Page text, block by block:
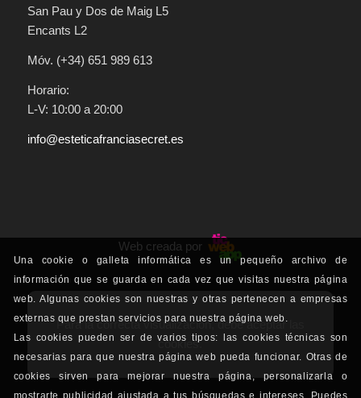
San Pau y Dos de Maig L5
Encants L2
Móv. (+34) 651 989 613
Horario:
L-V: 10:00 a 20:00
info@esteticafranciasecret.es
Web creada por
Para la correcta visualización, debe aceptar las
cookies.
Una cookie o galleta informática es un pequeño archivo de
información que se guarda en cada vez que visitas nuestra página
web. Algunas cookies son nuestras y otras pertenecen a empresas
externas que prestan servicios para nuestra página web.
Las cookies pueden ser de varios tipos: las cookies técnicas son
necesarias para que nuestra página web pueda funcionar. Otras de
cookies sirven para mejorar nuestra página, personalizarla o
mostrarte publicidad ajustada a tus búsquedas e intereses. Puedes